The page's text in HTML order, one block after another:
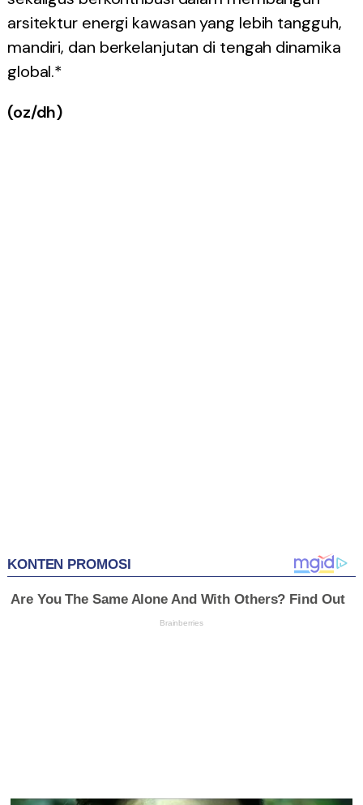
arsitektur energi kawasan yang lebih tangguh,
mandiri, dan berkelanjutan di tengah dinamika
global.*
(oz/dh)